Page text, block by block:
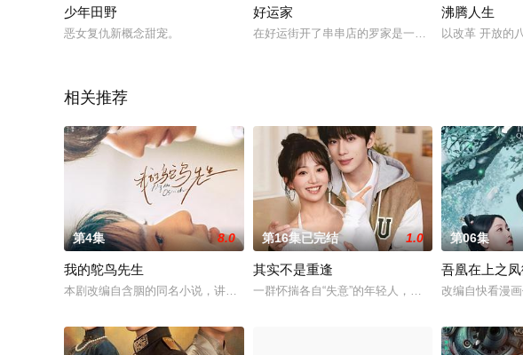
少年田野
恶女复仇新概念甜宠。
好运家
在好运街开了串串店的罗家是一个重组家庭，当年
沸腾人生
以改革 开放的
相关推荐
第4集 8.0
我的鸵鸟先生
本剧改编自含胭的同名小说，讲述了邻家女孩庞倩（苏晓彤 饰）与童年时因一场意外落下
第16集已完结 1.0
其实不是重逢
一群怀揣各自“失意”的年轻人，在沿海小城南安相
第06集
吾凰在上之
改编自快看漫